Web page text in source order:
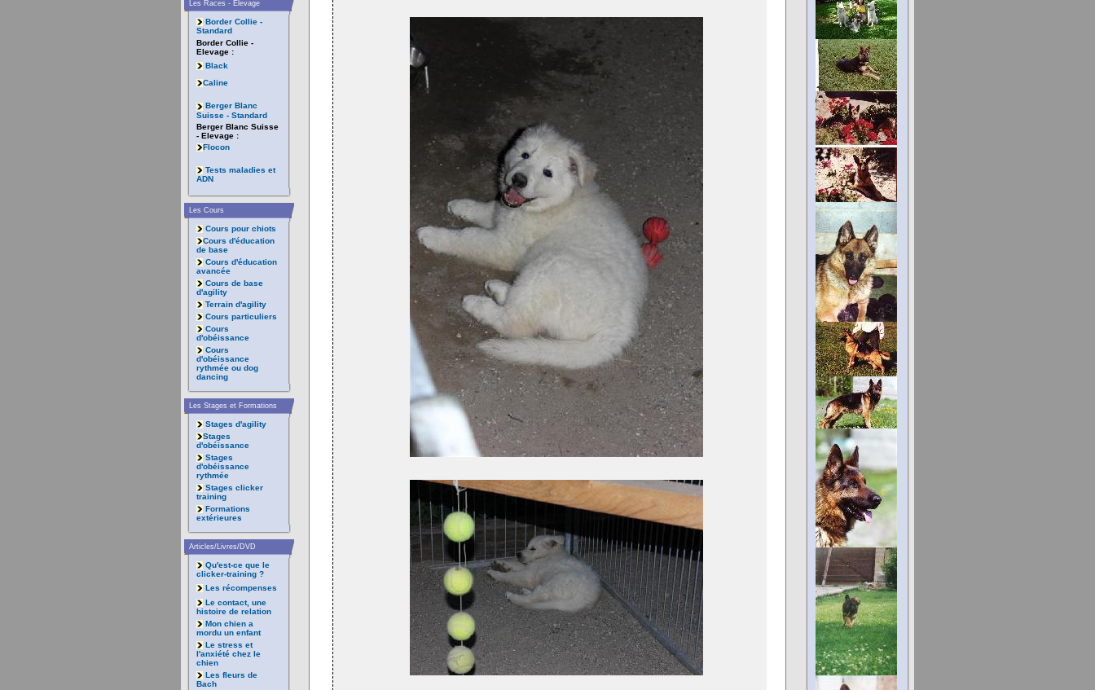
Les Races - Elevage
Border Collie -
Standard
Border Collie -
Elevage :
Black
Caline
Berger Blanc
Suisse - Standard
Berger Blanc Suisse
- Elevage :
Flocon
Tests maladies et
ADN
Les Cours
Cours pour chiots
Cours d'éducation
de base
Cours d'éducation
avancée
Cours de base
d'agility
Terrain d'agility
Cours particuliers
Cours
d'obéissance
Cours
d'obéissance
rythmée ou dog
dancing
Les Stages et Formations
Stages d'agility
Stages
d'obéissance
Stages
d'obéissance
rythmée
Stages clicker
training
Formations
extérieures
Articles/Livres/DVD
Qu'est-ce que le
clicker-training ?
Les récompenses
Le contact, une
histoire de relation
Mon chien a
mordu un enfant
Le stress et
l'anxiété chez le
chien
Les fleurs de
Bach